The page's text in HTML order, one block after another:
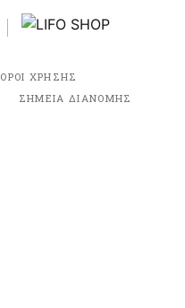
ΟΡΟΙ ΧΡΗΣΗΣ
ΣΗΜΕΙΑ ΔΙΑΝΟΜΗΣ